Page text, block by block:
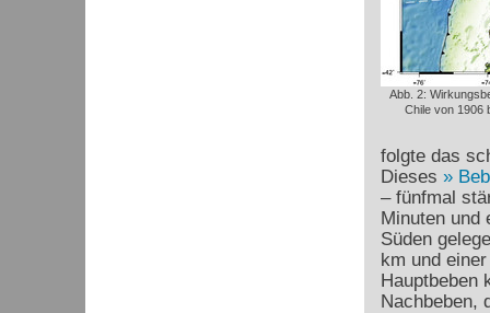
Abb. 2:
Chile von 1906
folgte das
Dieses
– fünfmal
Minuten und
Süden
km und
Hauptbeben
Nachbeben,